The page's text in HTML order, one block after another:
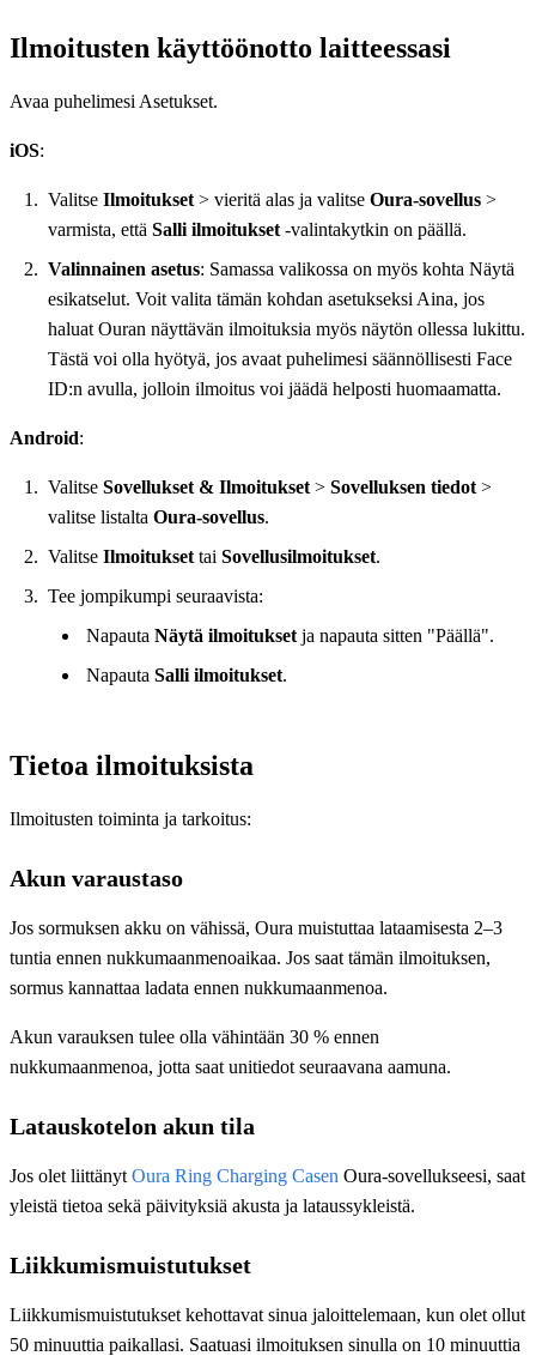
Ilmoitusten käyttöönotto laitteessasi
Avaa puhelimesi Asetukset.
iOS:
Valitse Ilmoitukset > vieritä alas ja valitse Oura-sovellus >
varmista, että Salli ilmoitukset ‑valintakytkin on päällä.
Valinnainen asetus: Samassa valikossa on myös kohta Näytä
esikatselut. Voit valita tämän kohdan asetukseksi Aina, jos
haluat Ouran näyttävän ilmoituksia myös näytön ollessa lukittu.
Tästä voi olla hyötyä, jos avaat puhelimesi säännöllisesti Face
ID:n avulla, jolloin ilmoitus voi jäädä helposti huomaamatta.
Android:
Valitse Sovellukset & Ilmoitukset > Sovelluksen tiedot >
valitse listalta Oura-sovellus.
Valitse Ilmoitukset tai Sovellusilmoitukset.
Tee jompikumpi seuraavista:
Napauta Näytä ilmoitukset ja napauta sitten "Päällä".
Napauta Salli ilmoitukset.
Tietoa ilmoituksista
Ilmoitusten toiminta ja tarkoitus:
Akun varaustaso
Jos sormuksen akku on vähissä, Oura muistuttaa lataamisesta 2–3
tuntia ennen nukkumaanmenoaikaa. Jos saat tämän ilmoituksen,
sormus kannattaa ladata ennen nukkumaanmenoa.
Akun varauksen tulee olla vähintään 30 % ennen
nukkumaanmenoa, jotta saat unitiedot seuraavana aamuna.
Latauskotelon akun tila
Jos olet liittänyt Oura Ring Charging Casen Oura-sovellukseesi, saat
yleistä tietoa sekä päivityksiä akusta ja lataussykleistä.
Liikkumismuistutukset
Liikkumismuistutukset kehottavat sinua jaloittelemaan, kun olet ollut
50 minuuttia paikallasi. Saatuasi ilmoituksen sinulla on 10 minuuttia